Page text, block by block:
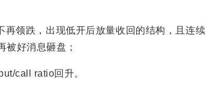
领跌，出现低开后放量收回的结构，且连续
好消息砸盘；
call ratio回升。